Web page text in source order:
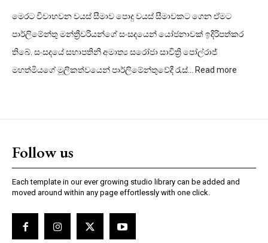
මෙරට විවාහවන වයස් සීමාව පොදු වයස් සීමාවකට ගෙන ඒමට
පාර්ලිමේන්තු මන්ත්‍රීවරියන්ගේ සංසදයෙන් යෝජනාවක් ඉදිරිපත්කර
තිබේ. සංසදයේ සභාපතිනි අමාත්‍ය සරෝජා සාවිත්‍රි පෝල්රාජ්
මහත්මියගේ මූලිකත්වයෙන් පාර්ලිමේන්තුවේදී රැස්…
Read more
Follow us
Each template in our ever growing studio library can be added and
moved around within any page effortlessly with one click.